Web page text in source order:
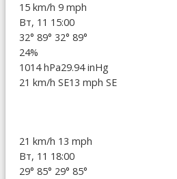
15 km/h 9 mph
Вт, 11 15:00
32° 89° 32° 89°
24%
1014 hPa29.94 inHg
21 km/h SE13 mph SE
21 km/h 13 mph
Вт, 11 18:00
29° 85° 29° 85°